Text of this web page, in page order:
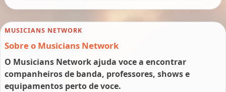
MUSICIANS NETWORK
Sobre o Musicians Network
O Musicians Network ajuda voce a encontrar
companheiros de banda, professores, shows e
equipamentos perto de voce.